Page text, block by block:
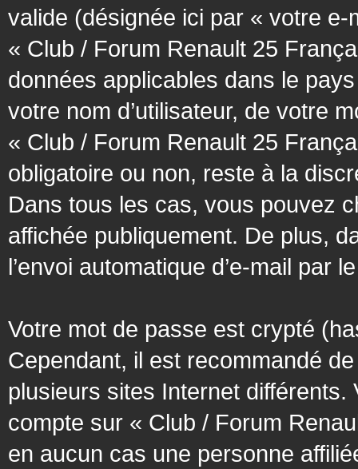
valide (désignée ici par « votre
« Club / Forum Renault 25
données applicables dans le
votre nom d’utilisateur, de votre
« Club / Forum Renault 25
obligatoire ou non, reste à la
Dans tous les cas, vous pouvez
affichée publiquement. De plus,
l’envoi automatique d’e-mail par
Votre mot de passe est crypté
Cependant, il est recommandé
plusieurs sites Internet différents.
compte sur « Club / Forum
en aucun cas une personne